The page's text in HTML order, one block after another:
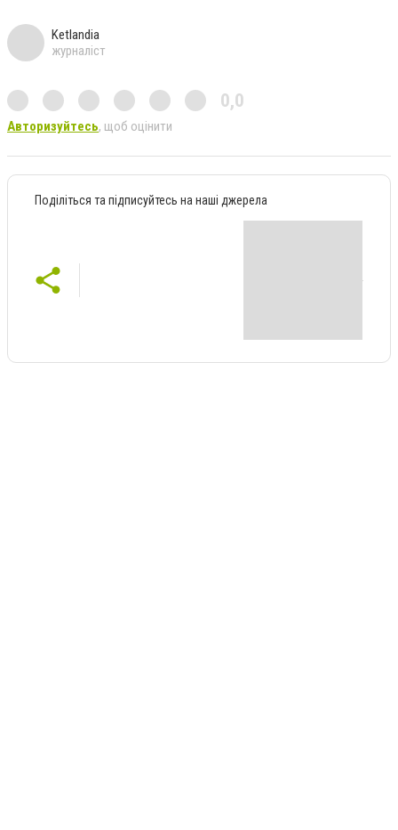
Ketlandia
журналіст
0,0
Авторизуйтесь, щоб оцінити
Поділіться та підписуйтесь на наші джерела